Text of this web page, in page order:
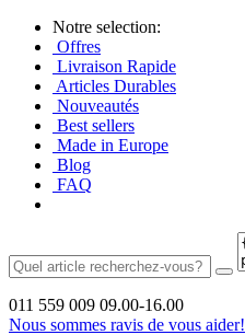
Notre selection:
Offres
Livraison Rapide
Articles Durables
Nouveautés
Best sellers
Made in Europe
Blog
FAQ
011 559 009 09.00-16.00
Nous sommes ravis de vous aider!